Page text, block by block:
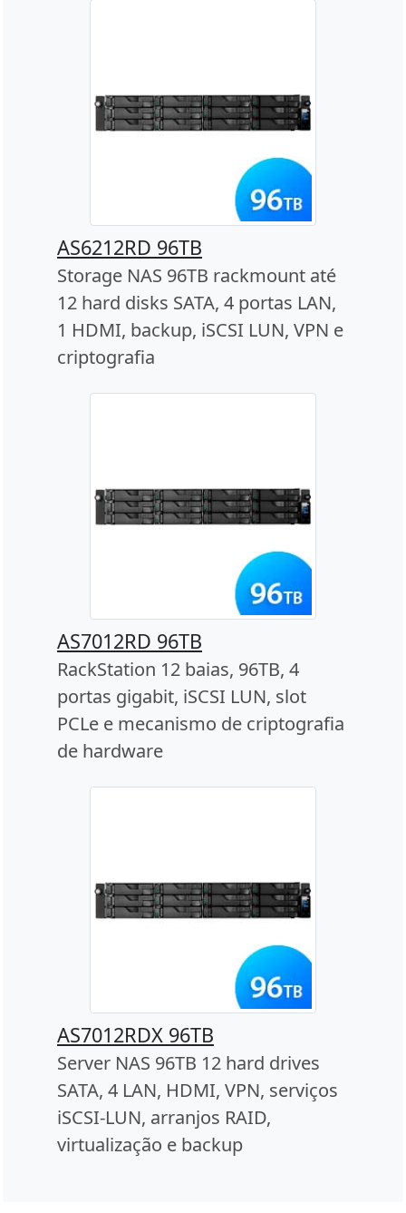
AS6212RD 96TB
Storage NAS 96TB rackmount até
12 hard disks SATA, 4 portas LAN,
1 HDMI, backup, iSCSI LUN, VPN e
criptografia
AS7012RD 96TB
RackStation 12 baias, 96TB, 4
portas gigabit, iSCSI LUN, slot
PCLe e mecanismo de criptografia
de hardware
AS7012RDX 96TB
Server NAS 96TB 12 hard drives
SATA, 4 LAN, HDMI, VPN, serviços
iSCSI-LUN, arranjos RAID,
virtualização e backup